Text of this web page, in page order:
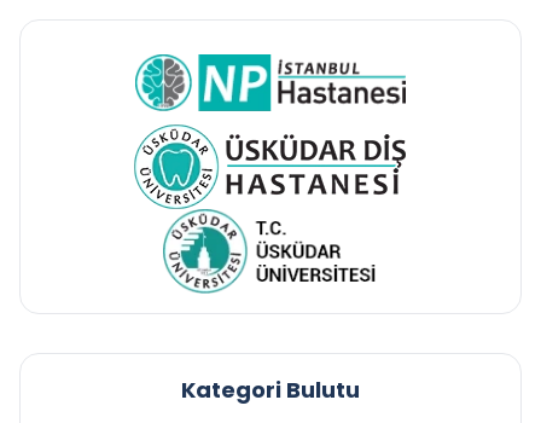
Kategori Bulutu